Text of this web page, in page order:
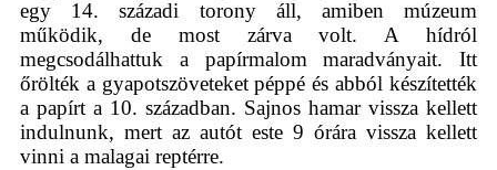
egy 14. századi torony áll, amiben múzeum
működik, de most zárva volt. A hídról
megcsodálhattuk a papírmalom maradványait. Itt
őrölték a gyapotszöveteket péppé és abból készítették
a papírt a 10. században. Sajnos hamar vissza kellett
indulnunk, mert az autót este 9 órára vissza kellett
vinni a malagai reptérre.